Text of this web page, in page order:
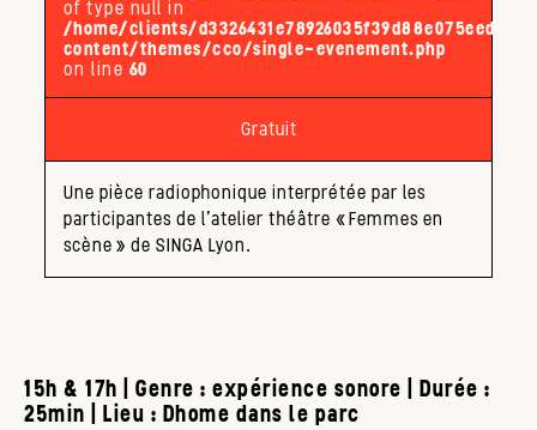
of type null in
/home/clients/
content/themes/cco/single-evenement.php
on line 60
Gratuit
Une pièce radiophonique interprétée par les
participantes de l’atelier théâtre «Femmes en
scène» de SINGA Lyon.
15h & 17h | Genre : expérience sonore | Durée :
25min | Lieu : Dhome dans le parc